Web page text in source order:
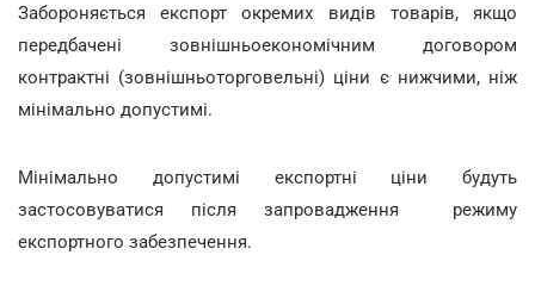
Забороняється експорт окремих видів товарів, якщо
передбачені зовнішньоекономічним договором
контрактні (зовнішньоторговельні) ціни є нижчими, ніж
мінімально допустимі.
Мінімально допустимі експортні ціни будуть
застосовуватися після запровадження режиму
експортного забезпечення.